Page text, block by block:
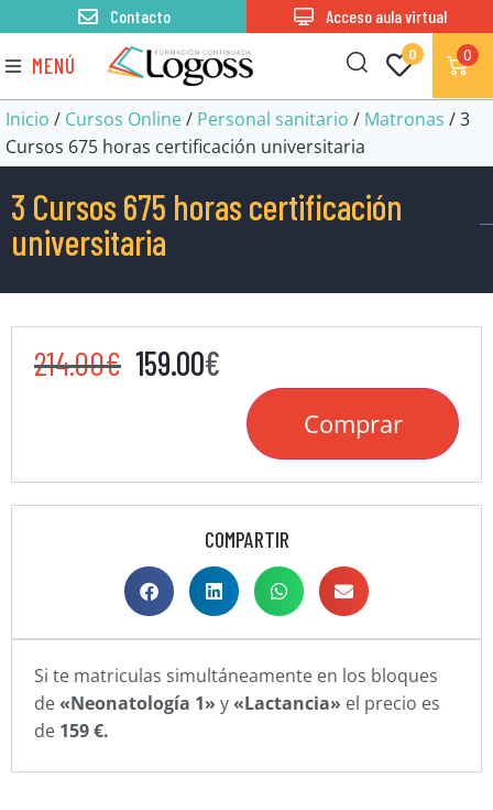
MENÚ 0 0
Contacto Acceso aula virtual
Inicio / Cursos Online/ Personal sanitario / Matronas / 3
Cursos 675 horas certificación universitaria
3 Cursos 675 horas certificación
universitaria
214.00€ 159.00€
Comprar
COMPARTIR
Si te matriculas simultáneamente en los bloques
de«Neonatología 1» y«Lactancia» el precio es
de 159 €.